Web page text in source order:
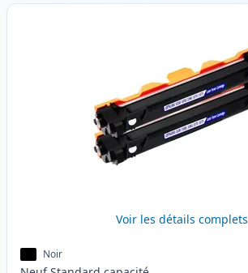
Voir les détails complets
Noir